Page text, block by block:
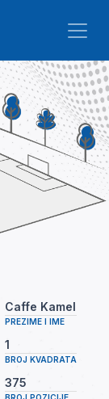
PREZIME I IME
Caffe Kamel
BROJ KVADRATA
1
375